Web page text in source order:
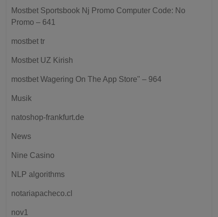
Mostbet Sportsbook Nj Promo Computer Code: No
Promo – 641
mostbet tr
Mostbet UZ Kirish
‎mostbet Wagering On The App Store" – 964
Musik
natoshop-frankfurt.de
News
Nine Casino
NLP algorithms
notariapacheco.cl
nov1